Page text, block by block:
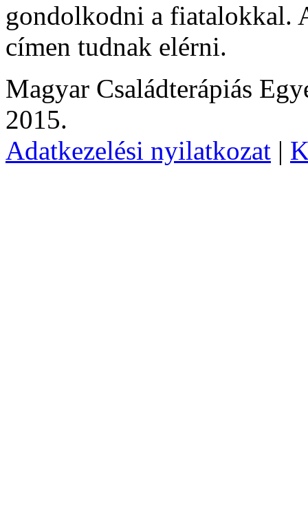
gondolkodni a fiatalokkal.
címen tudnak elérni.
Magyar Családterápiás
2015.
Adatkezelési nyilatkozat |